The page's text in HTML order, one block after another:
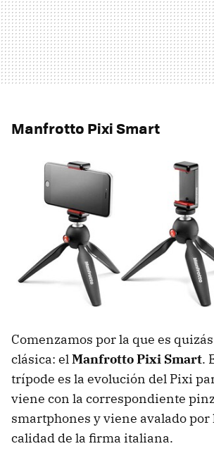
Manfrotto Pixi Smart
Comenzamos por la que es
clásica: elManfrotto Pixi Smart.
trípode es la evolución del Pixi
viene con la correspondiente
smartphones y viene avalado
calidad de la firma italiana.